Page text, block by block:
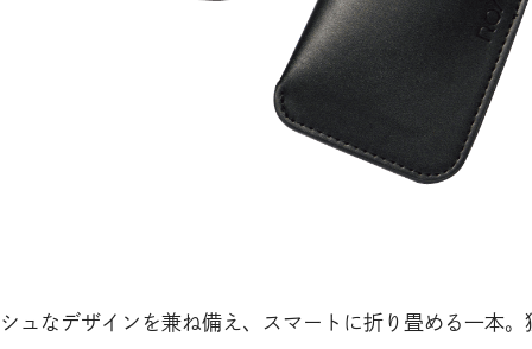
ュなデザインを兼ね備え、スマートに折り畳める一本。